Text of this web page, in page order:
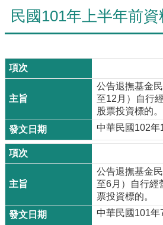
民國101年上半年前資
公告退撫基金
至12月）自行
股票投資標的。
中華民國102年
公告退撫基金
至6月）自行經
票投資標的。
中華民國101年